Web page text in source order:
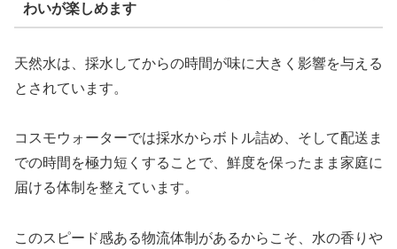
わいが楽しめます
天然水は、採水してからの時間が味に大きく影響を与える
とされています。
コスモウォーターでは採水からボトル詰め、そして配送ま
での時間を極力短くすることで、鮮度を保ったまま家庭に
届ける体制を整えています。
このスピード感ある物流体制があるからこそ、水の香りや